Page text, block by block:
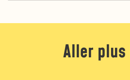
Aller